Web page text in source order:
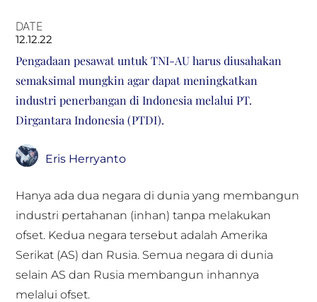
DATE
12.12.22
Pengadaan pesawat untuk TNI-AU harus diusahakan
semaksimal mungkin agar dapat meningkatkan
industri penerbangan di Indonesia melalui PT.
Dirgantara Indonesia (PTDI).
Eris Herryanto
Hanya ada dua negara di dunia yang membangun
industri pertahanan (inhan) tanpa melakukan
ofset. Kedua negara tersebut adalah Amerika
Serikat (AS) dan Rusia. Semua negara di dunia
selain AS dan Rusia membangun inhannya
melalui ofset.